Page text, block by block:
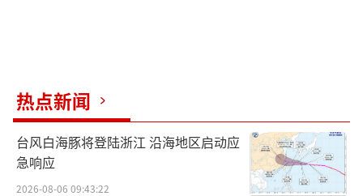
热点新闻
台风白海豚将登陆浙江 沿海地区启动应
急响应
2026-08-06 09:43:22